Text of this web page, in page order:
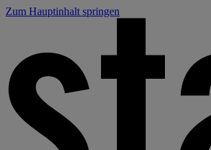
Zum Hauptinhalt springen